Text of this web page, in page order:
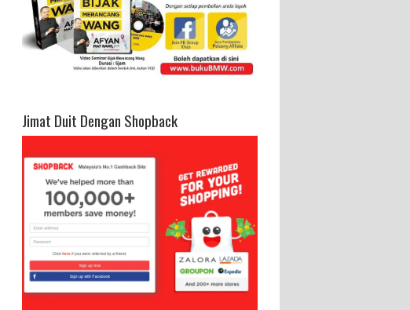
Jimat Duit Dengan Shopback